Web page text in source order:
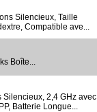
Silencieux, Taille
Compatible ave...
Boîte...
Silencieux, 2,4 GHz avec
Batterie Longue...